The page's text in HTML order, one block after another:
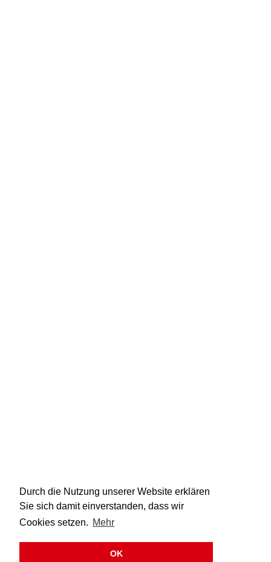
Durch die Nutzung unserer Website erklären
Sie sich damit einverstanden, dass wir
Cookies setzen. Mehr
OK
900 mm